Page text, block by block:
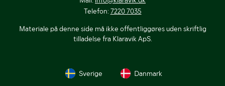
Telefon: 7220 7035
Materiale på denne side må ikke offentliggøres uden skriftlig
tilladelse fra Klaravik ApS.
Sverige Danmark